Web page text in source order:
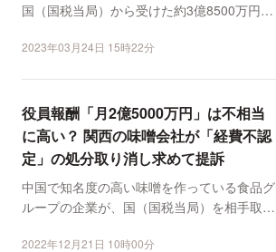
国（国税当局）から受けた約3億8500万円の
2023年03月24日 15時22分
役員報酬「月2億5000万円」は不相当
に高い？ 関西の味噌会社が「経費不認
定」の処分取り消し求めて提訴
中国で知名度の高い味噌を作っている食品グ
ループの企業が、国（国税当局）を相手取
2022年12月21日 10時00分